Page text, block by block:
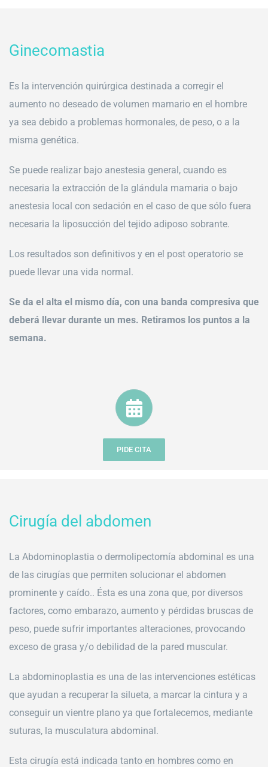
Ginecomastia
Es la intervención quirúrgica destinada a corregir el
aumento no deseado de volumen mamario en el hombre
ya sea debido a problemas hormonales, de peso, o a la
misma genética.
Se puede realizar bajo anestesia general, cuando es
necesaria la extracción de la glándula mamaria o bajo
anestesia local con sedación en el caso de que sólo fuera
necesaria la liposucción del tejido adiposo sobrante.
Los resultados son definitivos y en el post operatorio se
puede llevar una vida normal.
Se da el alta el mismo día, con una banda compresiva que
deberá llevar durante un mes. Retiramos los puntos a la
semana.
PIDE CITA
Cirugía del abdomen
La Abdominoplastia o dermolipectomía abdominal es una
de las cirugías que permiten solucionar el abdomen
prominente y caído.. Ésta es una zona que, por diversos
factores, como embarazo, aumento y pérdidas bruscas de
peso, puede sufrir importantes alteraciones, provocando
exceso de grasa y/o debilidad de la pared muscular.
La abdominoplastia es una de las intervenciones estéticas
que ayudan a recuperar la silueta, a marcar la cintura y a
conseguir un vientre plano ya que fortalecemos, mediante
suturas, la musculatura abdominal.
Esta cirugía está indicada tanto en hombres como en